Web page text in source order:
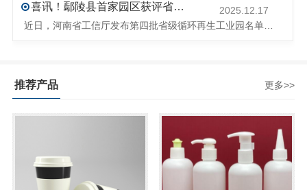
喜讯！鄢陵县首家园区获评省级循环再生工业园
2025.12.17
推荐产品 更多>>